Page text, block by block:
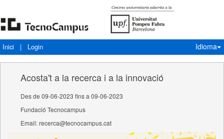
Inici | Login Idioma
Acosta't a la recerca i a la innovació
Des de 09-06-2023 fins a 09-06-2023
Fundació Tecnocampus
Email: recerca@tecnocampus.cat